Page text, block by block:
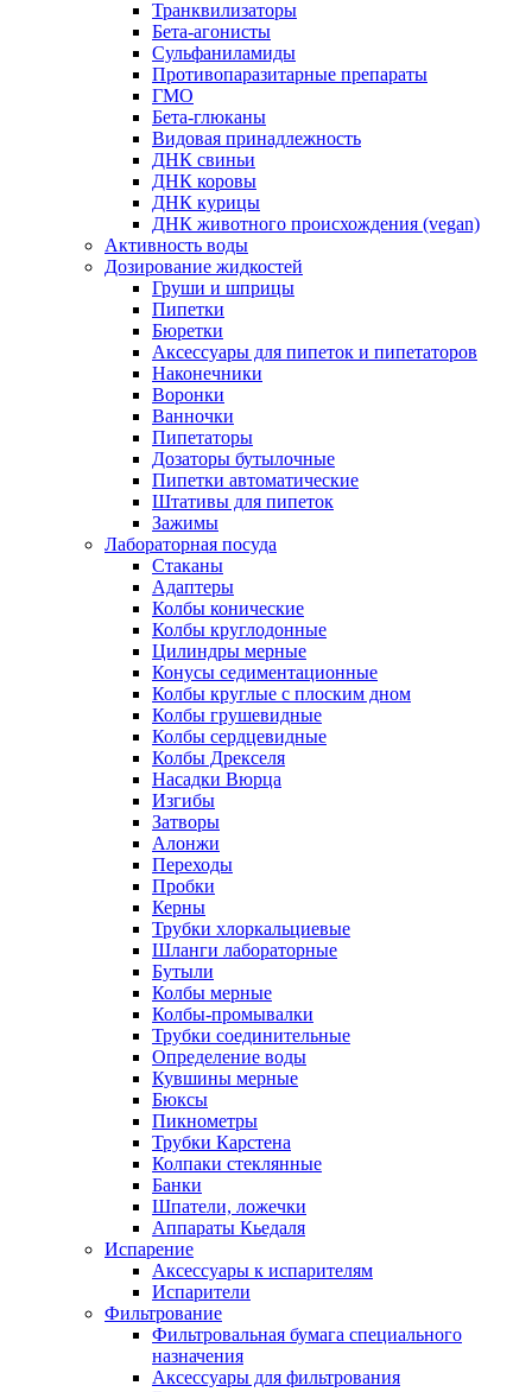
Транквилизаторы
Бета-агонисты
Сульфаниламиды
Противопаразитарные препараты
ГМО
Бета-глюканы
Видовая принадлежность
ДНК свиньи
ДНК коровы
ДНК курицы
ДНК животного происхождения (vegan)
Активность воды
Дозирование жидкостей
Груши и шприцы
Пипетки
Бюретки
Аксессуары для пипеток и пипетаторов
Наконечники
Воронки
Ванночки
Пипетаторы
Дозаторы бутылочные
Пипетки автоматические
Штативы для пипеток
Зажимы
Лабораторная посуда
Стаканы
Адаптеры
Колбы конические
Колбы круглодонные
Цилиндры мерные
Конусы седиментационные
Колбы круглые с плоским дном
Колбы грушевидные
Колбы сердцевидные
Колбы Дрекселя
Насадки Вюрца
Изгибы
Затворы
Алонжи
Переходы
Пробки
Керны
Трубки хлоркальциевые
Шланги лабораторные
Бутыли
Колбы мерные
Колбы-промывалки
Трубки соединительные
Определение воды
Кувшины мерные
Бюксы
Пикнометры
Трубки Карстена
Колпаки стеклянные
Банки
Шпатели, ложечки
Аппараты Кьедаля
Испарение
Аксессуары к испарителям
Испарители
Фильтрование
Фильтровальная бумага специального
назначения
Аксессуары для фильтрования